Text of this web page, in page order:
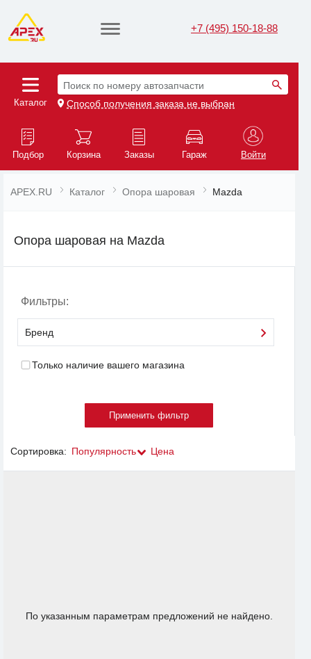
+7 (495) 150-18-88
Каталог
Поиск по номеру автозапчасти
Способ получения заказа не выбран
Подбор Корзина Заказы Гараж Войти
APEX.RU Каталог Опора шаровая Mazda
Опора шаровая на Mazda
Фильтры:
Бренд
Только наличие вашего магазина
Сортировка: Популярность Цена
По указанным параметрам предложений не найдено.